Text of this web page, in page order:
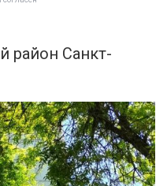
район Санкт-